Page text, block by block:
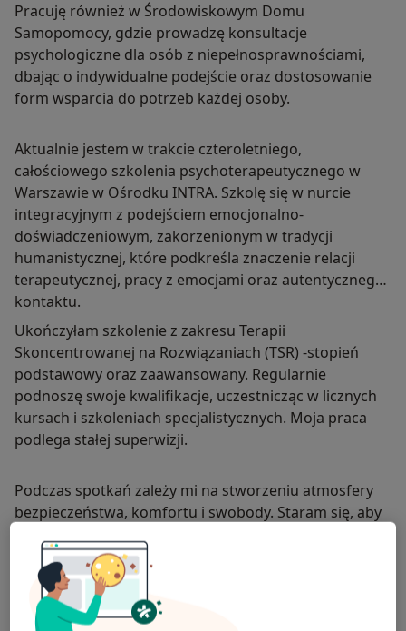
Pracuję również w Środowiskowym Domu
Samopomocy, gdzie prowadzę konsultacje
psychologiczne dla osób z niepełnosprawnościami,
dbając o indywidualne podejście oraz dostosowanie
form wsparcia do potrzeb każdej osoby.
Aktualnie jestem w trakcie czteroletniego,
całościowego szkolenia psychoterapeutycznego w
Warszawie w Ośrodku INTRA. Szkolę się w nurcie
integracyjnym z podejściem emocjonalno-
doświadczeniowym, zakorzenionym w tradycji
humanistycznej, które podkreśla znaczenie relacji
terapeutycznej, pracy z emocjami oraz autentycznego
kontaktu.
Ukończyłam szkolenie z zakresu Terapii
Skoncentrowanej na Rozwiązaniach (TSR) -stopień
podstawowy oraz zaawansowany. Regularnie
podnoszę swoje kwalifikacje, uczestnicząc w licznych
kursach i szkoleniach specjalistycznych. Moja praca
podlega stałej superwizji.
Podczas spotkań zależy mi na stworzeniu atmosfery
bezpieczeństwa, komfortu i swobody. Staram się, aby
traktowany z szacunkiem.
Zapraszam do kontaktu i umówienia wizyty.